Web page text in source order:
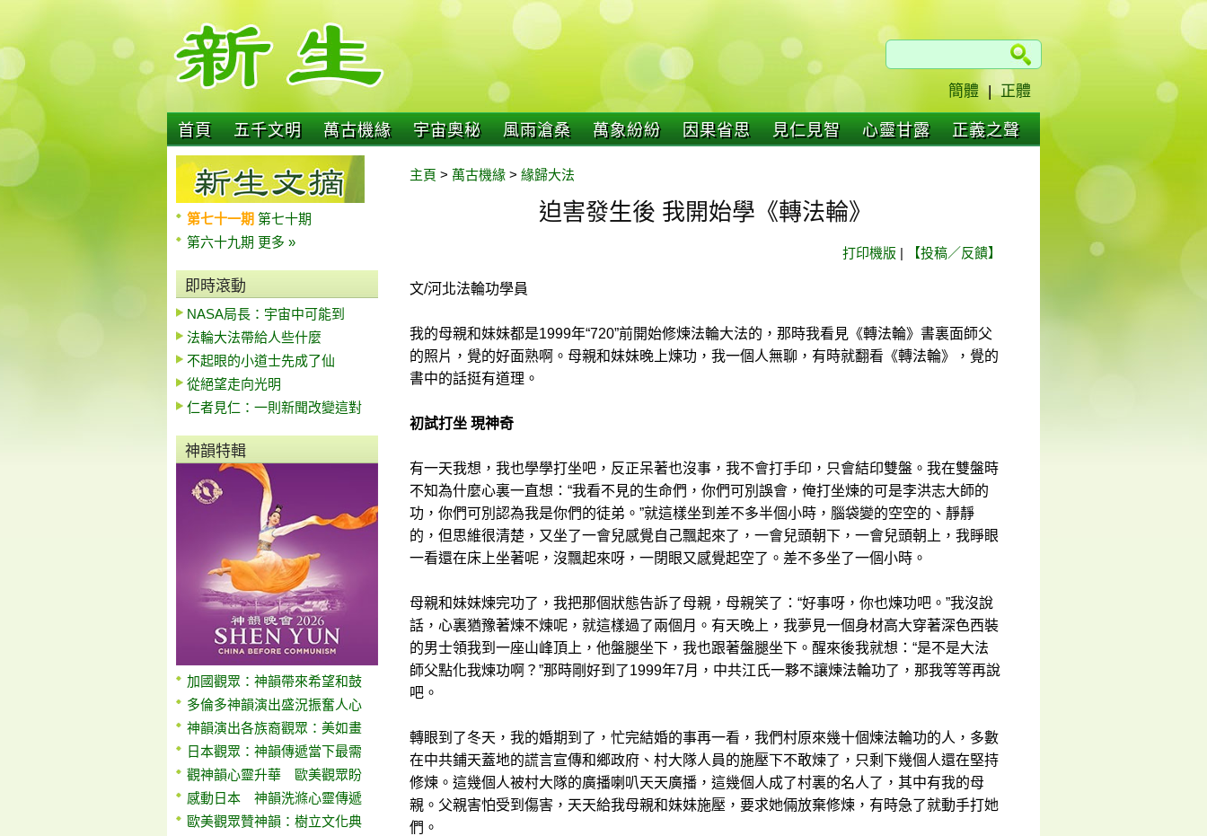
簡體 | 正體
首頁 五千文明 萬古機緣 宇宙奧秘 風雨滄桑 萬象紛紛 因果省思 見仁見智 心靈甘露 正義之聲
第七十一期 第七十期
第六十九期 更多 »
即時滾動
NASA局長：宇宙中可能到
法輪大法帶給人些什麼
不起眼的小道士先成了仙
從絕望走向光明
仁者見仁：一則新聞改變這對
神韻特輯
加國觀眾：神韻帶來希望和鼓
多倫多神韻演出盛況振奮人心
神韻演出各族裔觀眾：美如畫
日本觀眾：神韻傳遞當下最需
觀神韻心靈升華 歐美觀眾盼
感動日本 神韻洗滌心靈傳遞
歐美觀眾贊神韻：樹立文化典
主頁 > 萬古機緣 > 緣歸大法
迫害發生後 我開始學《轉法輪》
打印機版 | 【投稿／反饋】
文/河北法輪功學員
我的母親和妹妹都是1999年“720”前開始修煉法輪大法的，那時我看見《轉法輪》書裏面師父
的照片，覺的好面熟啊。母親和妹妹晚上煉功，我一個人無聊，有時就翻看《轉法輪》，覺的
書中的話挺有道理。
初試打坐 現神奇
有一天我想，我也學學打坐吧，反正呆著也沒事，我不會打手印，只會結印雙盤。我在雙盤時
不知為什麼心裏一直想：“我看不見的生命們，你們可別誤會，俺打坐煉的可是李洪志大師的
功，你們可別認為我是你們的徒弟。”就這樣坐到差不多半個小時，腦袋變的空空的、靜靜
的，但思維很清楚，又坐了一會兒感覺自己飄起來了，一會兒頭朝下，一會兒頭朝上，我睜眼
一看還在床上坐著呢，沒飄起來呀，一閉眼又感覺起空了。差不多坐了一個小時。
母親和妹妹煉完功了，我把那個狀態告訴了母親，母親笑了：“好事呀，你也煉功吧。”我沒說
話，心裏猶豫著煉不煉呢，就這樣過了兩個月。有天晚上，我夢見一個身材高大穿著深色西裝
的男士領我到一座山峰頂上，他盤腿坐下，我也跟著盤腿坐下。醒來後我就想：“是不是大法
師父點化我煉功啊？”那時剛好到了1999年7月，中共江氏一夥不讓煉法輪功了，那我等等再說
吧。
轉眼到了冬天，我的婚期到了，忙完結婚的事再一看，我們村原來幾十個煉法輪功的人，多數
在中共鋪天蓋地的謊言宣傳和鄉政府、村大隊人員的施壓下不敢煉了，只剩下幾個人還在堅持
修煉。這幾個人被村大隊的廣播喇叭天天廣播，這幾個人成了村裏的名人了，其中有我的母
親。父親害怕受到傷害，天天給我母親和妹妹施壓，要求她倆放棄修煉，有時急了就動手打她
們。